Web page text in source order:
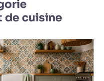
de cuisine